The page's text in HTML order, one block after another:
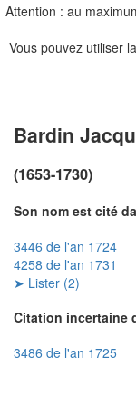
Attention : au
Vous pouvez utiliser
Bardin
(1653-1730)
Son nom est cité
3446 de l'an 1724
4258 de l'an 1731
➤ Lister (2)
Citation incertaine
3486 de l'an 1725